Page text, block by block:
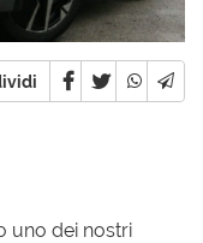
uno dei nostri